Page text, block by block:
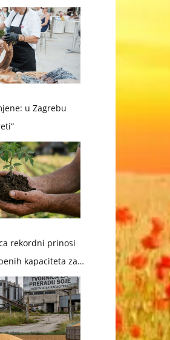
u Zagrebu
rekordni prinosi
kapaciteta za